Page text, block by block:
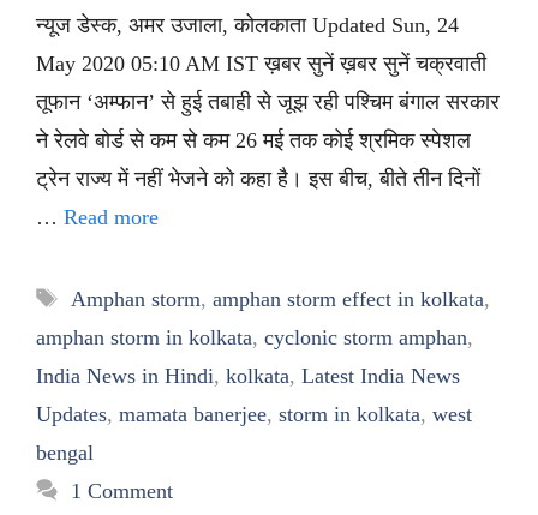
न्यूज डेस्क, अमर उजाला, कोलकाता Updated Sun, 24
May 2020 05:10 AM IST ख़बर सुनें ख़बर सुनें चक्रवाती
तूफान ‘अम्फान’ से हुई तबाही से जूझ रही पश्चिम बंगाल सरकार
ने रेलवे बोर्ड से कम से कम 26 मई तक कोई श्रमिक स्पेशल
ट्रेन राज्य में नहीं भेजने को कहा है। इस बीच, बीते तीन दिनों
… Read more
Tags
Amphan storm, amphan storm effect in kolkata,
amphan storm in kolkata, cyclonic storm amphan,
India News in Hindi, kolkata, Latest India News
Updates, mamata banerjee, storm in kolkata, west
bengal
1 Comment